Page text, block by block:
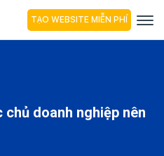
TẠO WEBSITE MIỄN PHÍ
chủ doanh nghiệp nên